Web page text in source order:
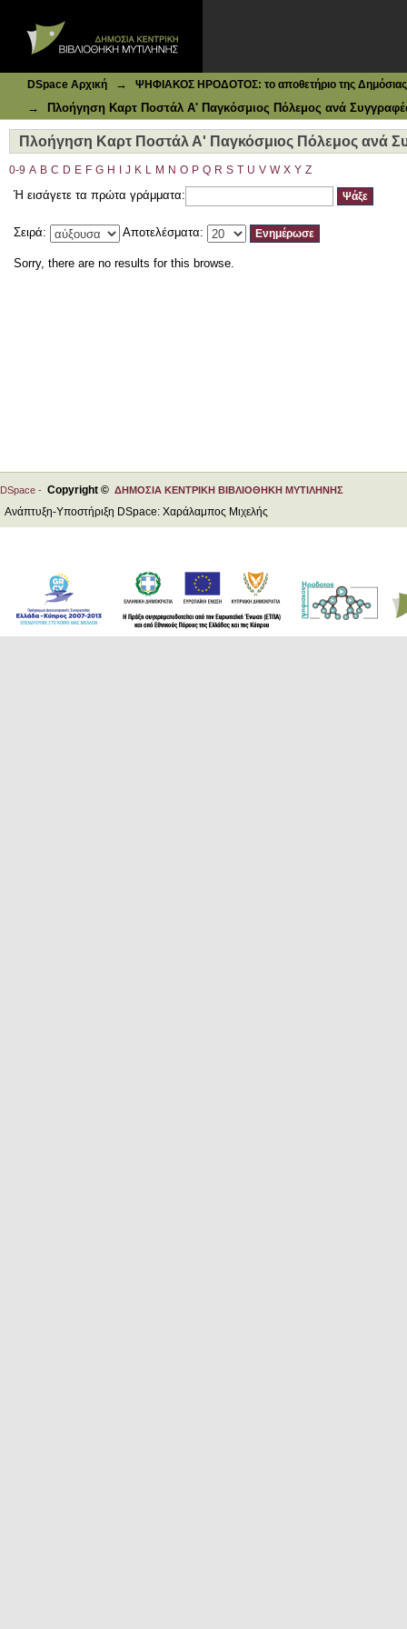
DSpace Αρχική → ΨΗΦΙΑΚΟΣ ΗΡΟΔΟΤΟΣ: το αποθετήριο της Δημόσιας
→ Πλοήγηση Καρτ Ποστάλ Α' Παγκόσμιος Πόλεμος ανά
Πλοήγηση Καρτ Ποστάλ Α' Παγκόσμιος Πόλεμος ανά
0-9 A B C D E F G H J K L M N O P Q R S T U V W X Y Z
Ή εισάγετε τα πρώτα γράμματα:
Σειρά: Αποτελέσματα:
Sorry, there are no results for this browse.
DSpace - Copyright © ΔΗΜΟΣΙΑ ΚΕΝΤΡΙΚΗ ΒΙΒΛΙΟΘΗΚΗ ΜΥΤΙΛΗΝΗΣ
Ανάπτυξη-Υποστήριξη DSpace: Χαράλαμπος Μιχελής